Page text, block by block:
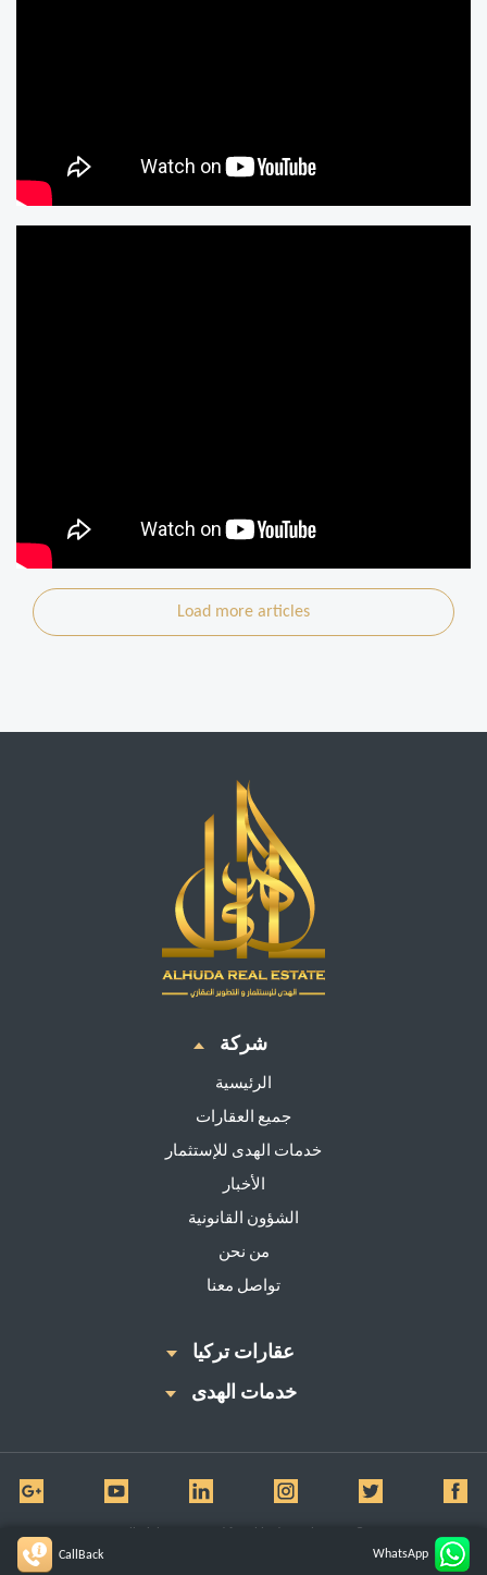
Load more articles
شركة
الرئيسية
جميع العقارات
خدمات الهدى للإستثمار
الأخبار
الشؤون القانونية
من نحن
تواصل معنا
عقارات تركيا
خدمات الهدى
WhatsApp
CallBack